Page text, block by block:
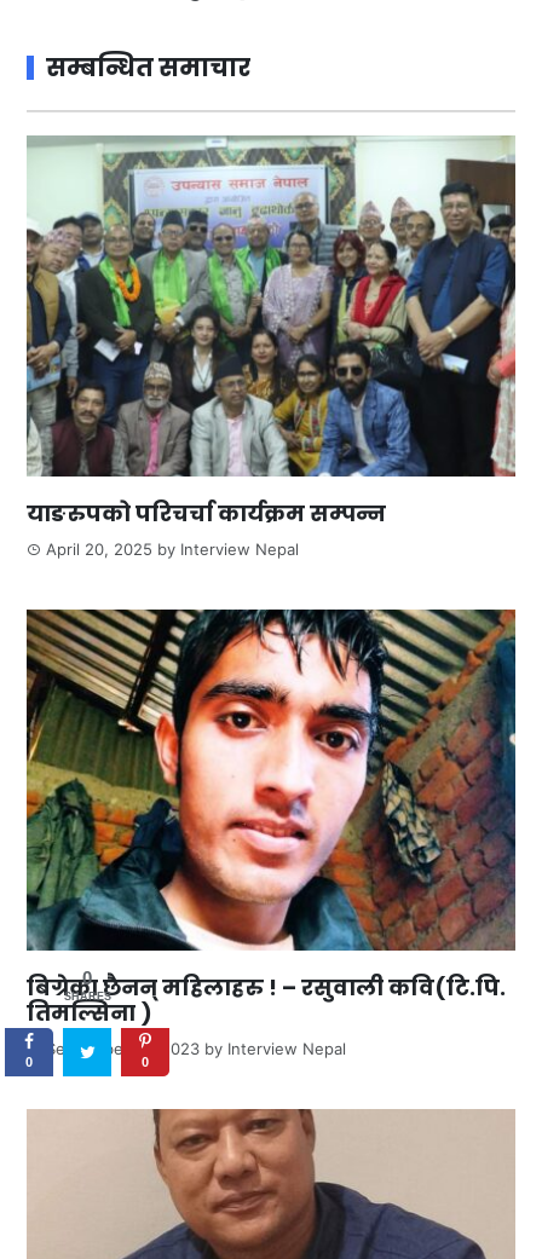
सम्बन्धित समाचार
याङरुपको परिचर्चा कार्यक्रम सम्पन्न
April 20, 2025 by Interview Nepal
बिग्रेका छैनन् महिलाहरु ! – रसुवाली कवि(टि.पि.
तिमल्सिना )
September 13, 2023 by Interview Nepal
0
SHARES
0 0